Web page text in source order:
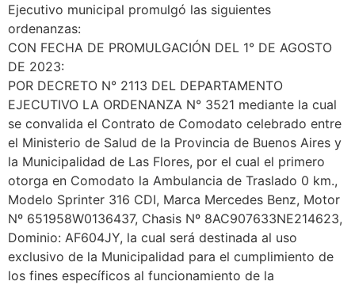
Ejecutivo municipal promulgó las siguientes
ordenanzas:
CON FECHA DE PROMULGACIÓN DEL 1° DE AGOSTO
DE 2023:
POR DECRETO N° 2113 DEL DEPARTAMENTO
EJECUTIVO LA ORDENANZA N° 3521 mediante la cual
se convalida el Contrato de Comodato celebrado entre
el Ministerio de Salud de la Provincia de Buenos Aires y
la Municipalidad de Las Flores, por el cual el primero
otorga en Comodato la Ambulancia de Traslado 0 km.,
Modelo Sprinter 316 CDI, Marca Mercedes Benz, Motor
Nº 651958W0136437, Chasis Nº 8AC907633NE214623,
Dominio: AF604JY, la cual será destinada al uso
exclusivo de la Municipalidad para el cumplimiento de
los fines específicos al funcionamiento de la